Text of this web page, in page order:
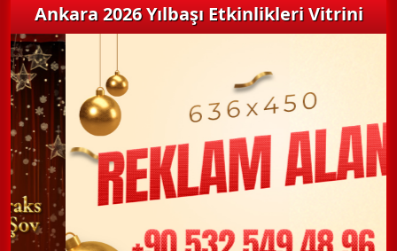
Ankara 2026 Yılbaşı Etkinlikleri Vitrini